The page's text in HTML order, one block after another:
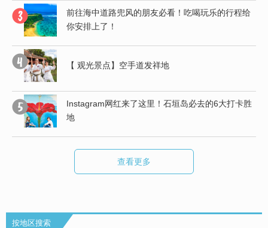
前往海中道路兜风的朋友必看！吃喝玩乐的行程给
你安排上了！
【 观光景点】空手道发祥地
Instagram网红来了这里！石垣岛必去的6大打卡胜
地
查看更多
按地区搜索